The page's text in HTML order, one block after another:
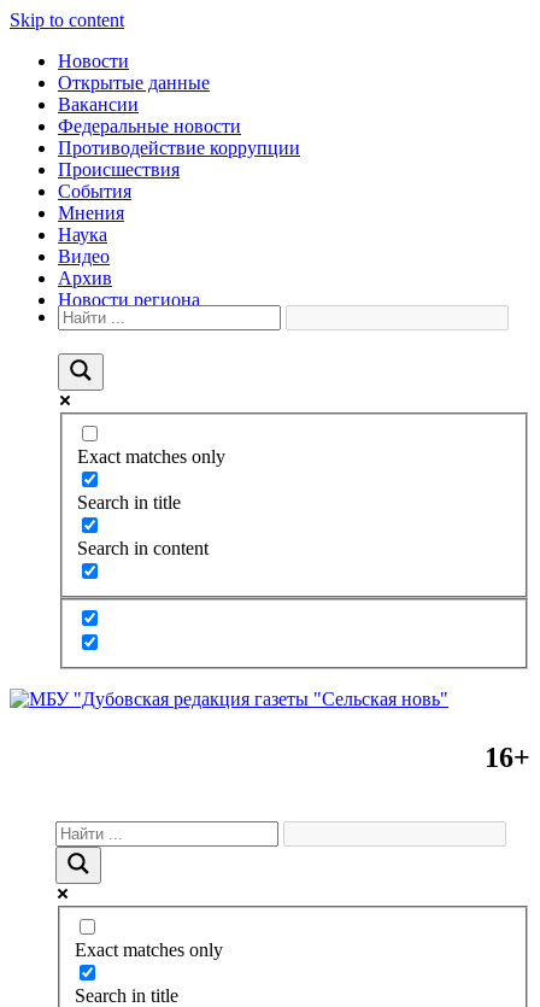
Skip to content
Новости
Открытые данные
Вакансии
Федеральные новости
Противодействие коррупции
Происшествия
События
Мнения
Наука
Видео
Архив
Новости региона
Exact matches only
Search in title
Search in content
16+
Exact matches only
Search in title